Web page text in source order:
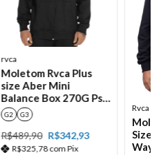
rvca
Moletom Rvca Plus
size Aber Mini
Balance Box 270G Ps
Preto
G2 G3
R$489,90 R$342,93
R$325,78com Pix
Rvca
Size
Way